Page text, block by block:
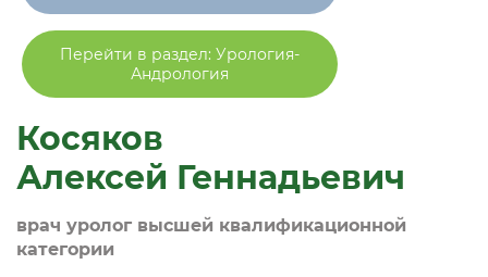
Перейти в раздел: Урология-
Андрология
Косяков
Алексей Геннадьевич
врач уролог высшей квалификационной
категории